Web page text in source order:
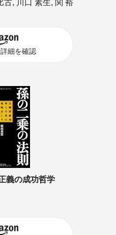
古, 川口 素生, 関 裕
細を確認
義の成功哲学